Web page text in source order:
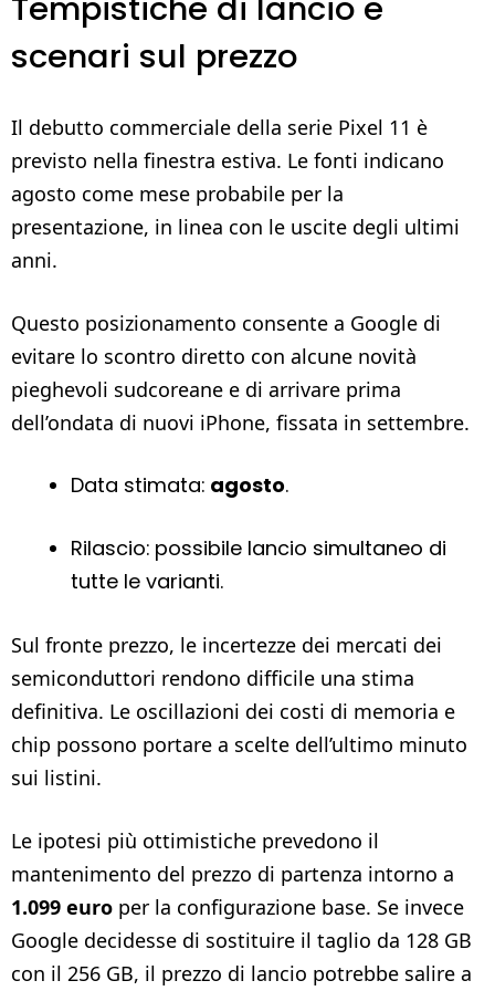
scenari sul prezzo
Il debutto commerciale della serie Pixel 11 è
previsto nella finestra estiva. Le fonti indicano
agosto come mese probabile per la
presentazione, in linea con le uscite degli ultimi
anni.
Questo posizionamento consente a Google di
evitare lo scontro diretto con alcune novità
pieghevoli sudcoreane e di arrivare prima
dell’ondata di nuovi iPhone, fissata in settembre.
Data stimata: agosto.
Rilascio: possibile lancio simultaneo di
tutte le varianti.
Sul fronte prezzo, le incertezze dei mercati dei
semiconduttori rendono difficile una stima
definitiva. Le oscillazioni dei costi di memoria e
chip possono portare a scelte dell’ultimo minuto
sui listini.
Le ipotesi più ottimistiche prevedono il
mantenimento del prezzo di partenza intorno a
1.099 euro per la configurazione base. Se invece
Google decidesse di sostituire il taglio da 128 GB
con il 256 GB, il prezzo di lancio potrebbe salire a